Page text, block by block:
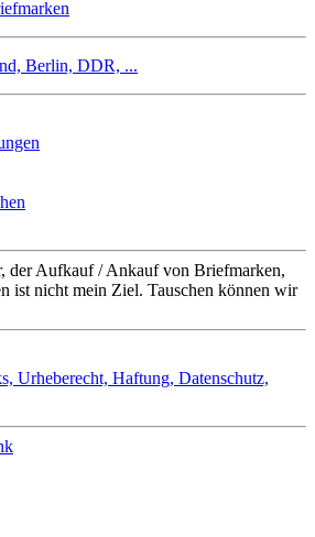
Berlin, DDR, ...
der Aufkauf / Ankauf von Briefmarken,
ist nicht mein Ziel. Tauschen können wir
Urheberecht, Haftung, Datenschutz,